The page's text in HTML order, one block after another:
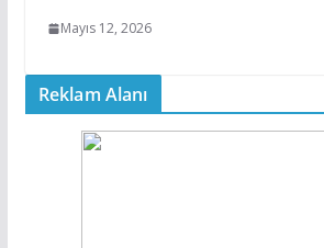
Mayıs 12, 2026
Reklam Alanı